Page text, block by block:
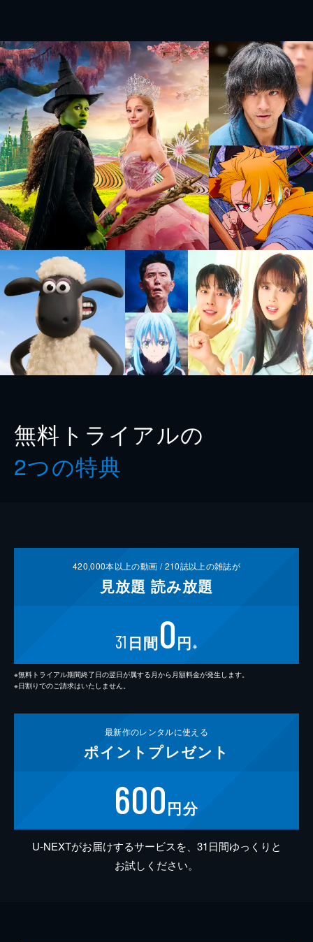
無料トライアルの
2つの特典
420,000本以上の動画 /210誌以上の雑誌が
見放題 読み放題
31 日間0円 ※
※無料トライアル期間終了日の翌日が属する月から月額料金が発生します。
※日割りでのご請求はいたしません。
最新作のレンタルに使える
ポイント プレゼント
600円分
U-NEXTがお届けするサービスを、31日間ゆっくりと
お試しください。